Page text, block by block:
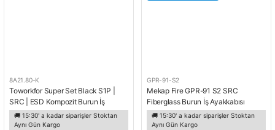
8A21.80-K
Toworkfor Super Set Black S1P |
SRC | ESD Kompozit Burun İş
Ayakkabısı
🚚 15:30' a kadar siparişler Stoktan
Aynı Gün Kargo
GPR-91-S2
Mekap Fire GPR-91 S2 SRC
Fiberglass Burun İş Ayakkabısı
🚚 15:30' a kadar siparişler Stoktan
Aynı Gün Kargo